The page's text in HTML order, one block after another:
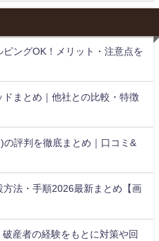
ングOK！メリット・注意点を
まとめ｜他社との比較・特徴
評判を徹底まとめ｜口コミ&
法・手順2026最新まとめ【画
産者の経験をもとに対策や回